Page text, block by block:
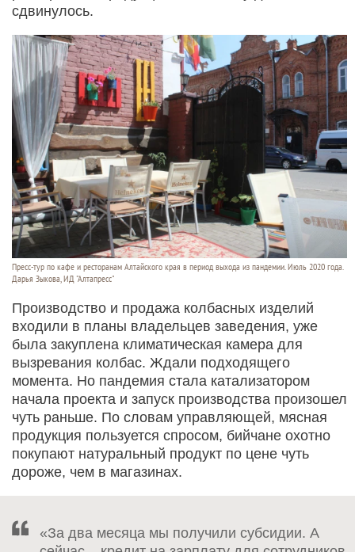
сдвинулось.
Пресс-тур по кафе и ресторанам Алтайского края в период выхода из пандемии. Июль 2020 года.
Дарья Зыкова, ИД "Алтапресс"
Производство и продажа колбасных изделий
входили в планы владельцев заведения, уже
была закуплена климатическая камера для
вызревания колбас. Ждали подходящего
момента. Но пандемия стала катализатором
начала проекта и запуск производства произошел
чуть раньше. По словам управляющей, мясная
продукция пользуется спросом, бийчане охотно
покупают натуральный продукт по цене чуть
дороже, чем в магазинах.
«За два месяца мы получили субсидии. А